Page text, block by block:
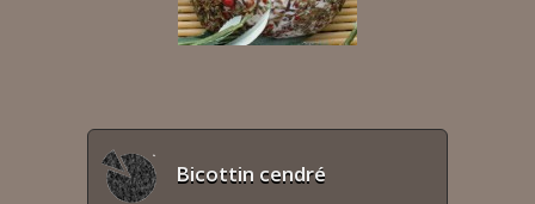
Bicottin cendré